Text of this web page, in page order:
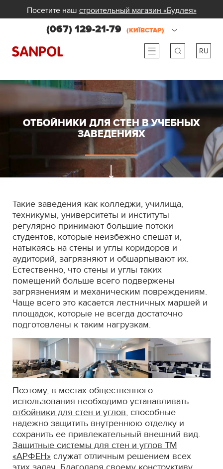
Посетите наш строительный магазин «Будлея»
(067) 129-21-79 (КИЇВСТАР)
RU
ua
ОТБОЙНИКИ ДЛЯ СТЕН В УЧЕБНЫХ
ЗАВЕДЕНИЯХ
Такие заведения как колледжи, училища,
техникумы, университеты и институты
регулярно принимают большие потоки
студентов, которые неизбежно спешат и,
натыкаясь на стены и углы коридоров и
аудиторий, загрязняют и обшарпывают их.
Естественно, что стены и углы таких
помещений больше всего подвержены
загрязнениям и механическим повреждениям.
Чаще всего это касается лестничных маршей и
площадок, которые не всегда достаточно
подготовлены к таким нагрузкам.
Поэтому, в местах общественного
использования необходимо устанавливать
отбойники для стен и углов, способные
надежно защитить внутреннюю отделку и
сохранить ее привлекательный внешний вид.
Защитные системы для стен и углов ТМ
«АРФЕН» служат отличным решением всех